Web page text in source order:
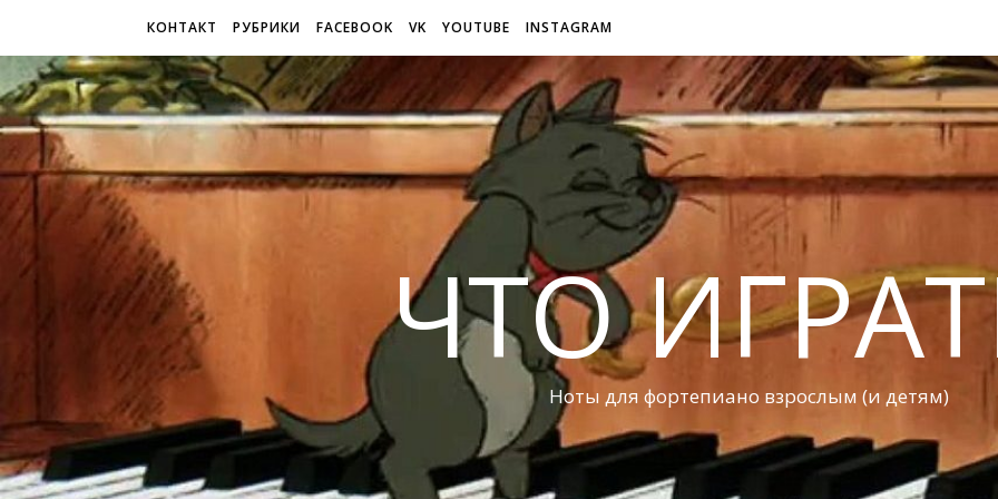
КОНТАКТ РУБРИКИ FACEBOOK VK YOUTUBE INSTAGRAM
ЧТО
Ноты для фортепиано взрослым (и детям)